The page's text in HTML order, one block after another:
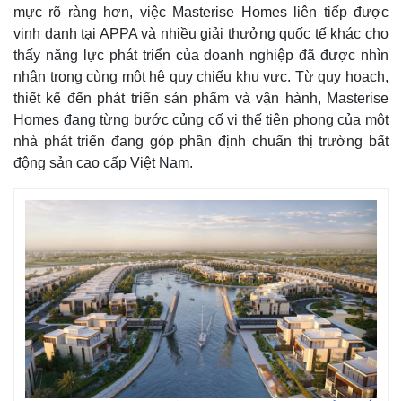
mực rõ ràng hơn, việc Masterise Homes liên tiếp được
vinh danh tại APPA và nhiều giải thưởng quốc tế khác cho
thấy năng lực phát triển của doanh nghiệp đã được nhìn
nhận trong cùng một hệ quy chiếu khu vực. Từ quy hoạch,
thiết kế đến phát triển sản phẩm và vận hành, Masterise
Homes đang từng bước củng cố vị thế tiên phong của một
nhà phát triển đang góp phần định chuẩn thị trường bất
động sản cao cấp Việt Nam.